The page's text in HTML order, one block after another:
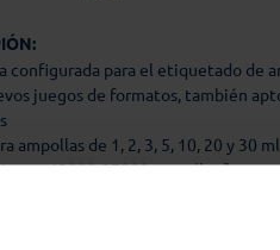
configurada para el etiquetado de
juegos de formatos, también
ampollas de 1, 2, 3, 5, 10, 20 y 30 ml
12000-27000 ampollas/h